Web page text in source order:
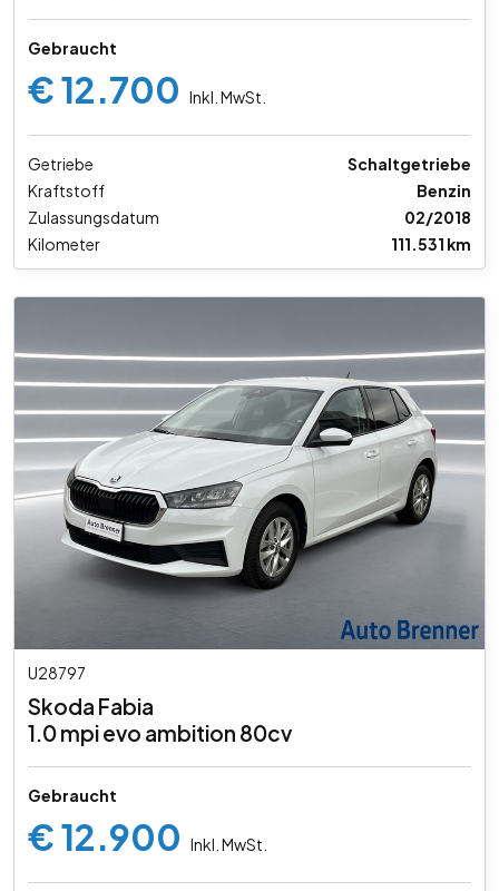
Gebraucht
€ 12.700 Inkl. MwSt.
Getriebe
Schaltgetriebe
Kraftstoff
Benzin
Zulassungsdatum
02/2018
Kilometer
111.531 km
U28797
Skoda Fabia
1.0 mpi evo ambition 80cv
Gebraucht
€ 12.900 Inkl. MwSt.